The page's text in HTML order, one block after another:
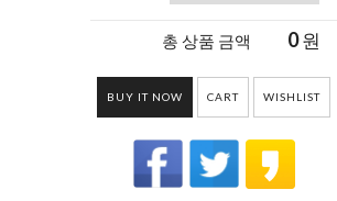
총 상품 금액 0원
BUY IT NOW CART WISHLIST